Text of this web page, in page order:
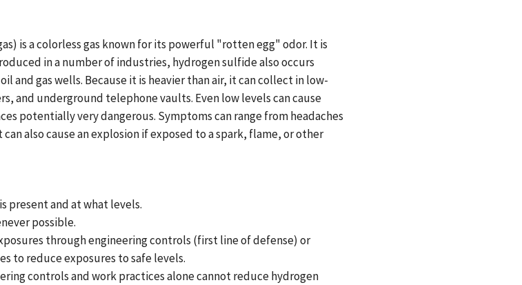
is a colorless gas known for its powerful "rotten egg" odor. It is
in a number of industries, hydrogen sulfide also occurs
and gas wells. Because it is heavier than air, it can collect in low-
and underground telephone vaults. Even low levels can cause
potentially very dangerous. Symptoms can range from headaches
also cause an explosion if exposed to a spark, flame, or other
present and at what levels.
possible.
through engineering controls (first line of defense) or
to reduce exposures to safe levels.
controls and work practices alone cannot reduce hydrogen